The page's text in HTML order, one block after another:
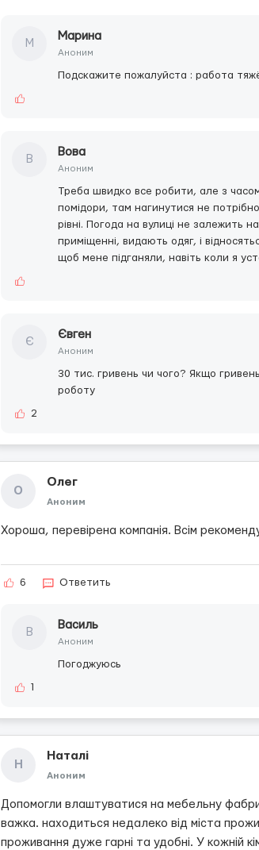
М
Марина
Аноним
Подскажите пожалуйста : работа
В
Вова
Аноним
Треба швидко все робити, але з
помідори, там нагинутися не
рівні. Погода на вулиці не залежить
приміщенні, видають одяг, і
щоб мене підганяли, навіть коли я
Є
Євген
Аноним
30 тис. гривень чи чого? Якщо
роботу
2
О
Олег
Аноним
Хороша, перевірена компанія. Всім
6 Ответить
В
Василь
Аноним
Погоджуюсь
1
Н
Наталі
Аноним
Допомогли влаштуватися на мебельну
важка. находиться недалеко від міста
проживання дуже гарні та удобні. У кожній